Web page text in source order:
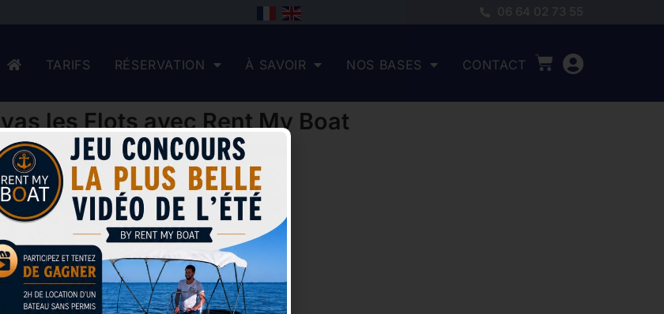
06 64 02 73 55
TARIFS RÉSERVATION À SAVOIR NOS BASES CONTACT
les Flots avec Rent My Boat
Boat